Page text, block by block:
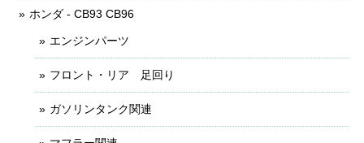
ホンダ - CB93 CB96
エンジンパーツ
フロント・リア 足回り
ガソリンタンク関連